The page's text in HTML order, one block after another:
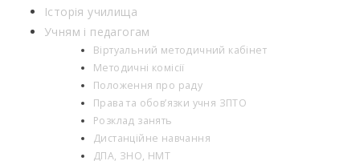
Історія училища
Учням і педагогам
Віртуальний методичний кабінет
Методичні комісії
Положення про раду
Права та обов’язки учня ЗПТО
Розклад занять
Дистанційне навчання
ДПА, ЗНО, НМТ